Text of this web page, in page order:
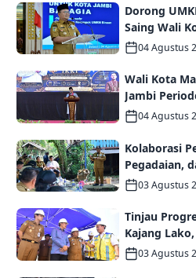
Dorong
Saing Wali Kota Maulana kukuhkan 35
kelompok
04 Agustus
Wali Kota
Jambi
Keberagaman
04 Agustus
Kolaborasi
Pegadaian,
Rumah
03 Agustus
Tinjau
Kajang
Komisi V
Semakin
03 Agustus